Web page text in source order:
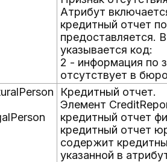
Атрибут
кредитный отчет
предоставляется.
указывается код:
2 - информация по
отсутствует в
Кредитный отчет.
Элемент
кредитный отчет
кредитный отчет
содержит
указанной в